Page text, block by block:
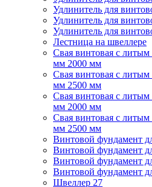
Удлинитель для
Удлинитель для
Удлинитель для
Лестница на швеллере
Свая винтовая с
мм 2000 мм
Свая винтовая с
мм 2500 мм
Свая винтовая с
мм 2000 мм
Свая винтовая с
мм 2500 мм
Винтовой фундамент
Винтовой фундамент
Винтовой фундамент
Винтовой фундамент
Швеллер 27